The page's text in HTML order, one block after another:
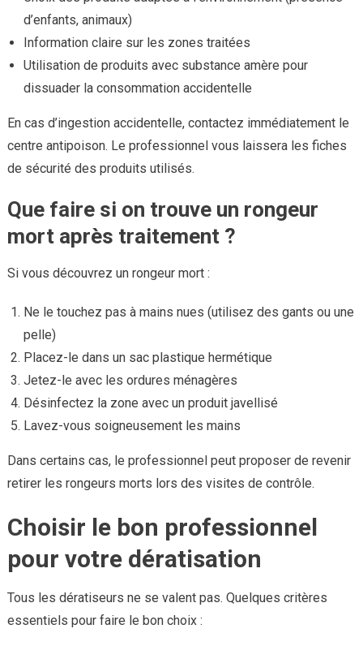
d’enfants, animaux)
Information claire sur les zones traitées
Utilisation de produits avec substance amère pour
dissuader la consommation accidentelle
En cas d’ingestion accidentelle, contactez immédiatement le
centre antipoison. Le professionnel vous laissera les fiches
de sécurité des produits utilisés.
Que faire si on trouve un rongeur
mort après traitement ?
Si vous découvrez un rongeur mort :
Ne le touchez pas à mains nues (utilisez des gants ou une
pelle)
Placez-le dans un sac plastique hermétique
Jetez-le avec les ordures ménagères
Désinfectez la zone avec un produit javellisé
Lavez-vous soigneusement les mains
Dans certains cas, le professionnel peut proposer de revenir
retirer les rongeurs morts lors des visites de contrôle.
Choisir le bon professionnel
pour votre dératisation
Tous les dératiseurs ne se valent pas. Quelques critères
essentiels pour faire le bon choix :